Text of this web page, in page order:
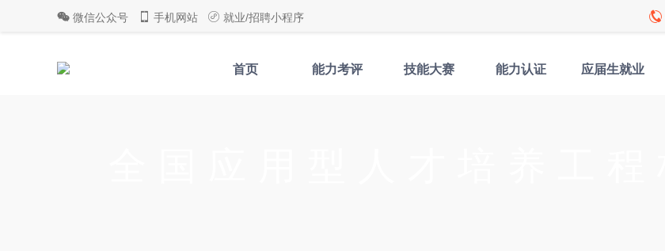
微信公众号 手机网站 就业/招聘小程序
首页 能力考评 技能大赛 能力认证 应届生就业